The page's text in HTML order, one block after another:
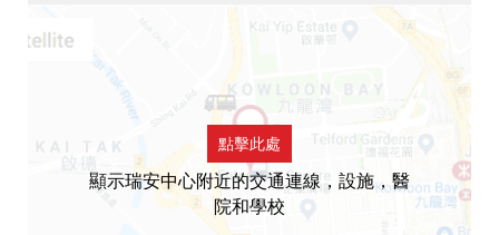
點擊此處
顯示瑞安中心附近的交通連線，設施，醫
院和學校